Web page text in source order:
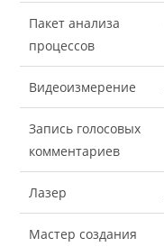
Пакет анализа
процессов
Видеоизмерение
Запись голосовых
комментариев
Лазер
Мастер создания